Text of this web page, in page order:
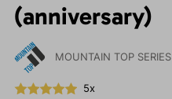
(anniversary)
MOUNTAIN TOP SERIES
5x